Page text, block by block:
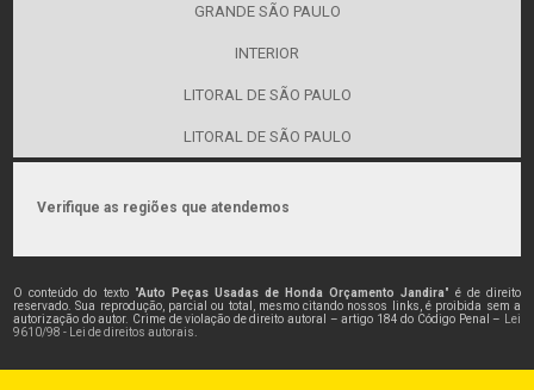
GRANDE SÃO PAULO
INTERIOR
LITORAL DE SÃO PAULO
LITORAL DE SÃO PAULO
Verifique as regiões que atendemos
O conteúdo do texto "Auto Peças Usadas de Honda Orçamento Jandira" é de direito
reservado. Sua reprodução, parcial ou total, mesmo citando nossos links, é proibida sem a
autorização do autor. Crime de violação de direito autoral – artigo 184 do Código Penal –
Lei
9610/98 - Lei de direitos autorais